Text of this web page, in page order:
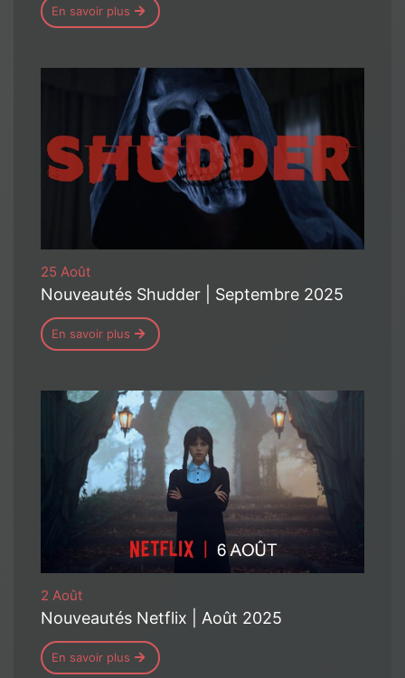
En savoir plus
25 Août
Nouveautés Shudder | Septembre 2025
En savoir plus
2 Août
Nouveautés Netflix | Août 2025
En savoir plus